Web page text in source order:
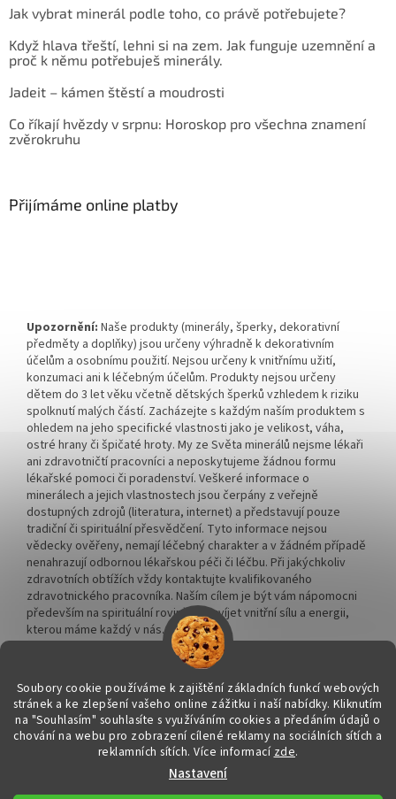
Soubory cookie používáme k zajištění základních funkcí webových
stránek a ke zlepšení vašeho online zážitku i naší nabídky. Kliknutím
na "Souhlasím" souhlasíte s využíváním cookies a předáním údajů o
chování na webu pro zobrazení cílené reklamy na sociálních sítích a
reklamních sítích. Více informací zde.
Nastavení
Jak vybrat minerál podle toho, co právě potřebujete?
Když hlava třeští, lehni si na zem. Jak funguje uzemnění a
proč k němu potřebuješ minerály.
Jadeit – kámen štěstí a moudrosti
Co říkají hvězdy v srpnu: Horoskop pro všechna znamení
zvěrokruhu
Přijímáme online platby
Upozornění: Naše produkty (minerály, šperky, dekorativní
předměty a doplňky) jsou určeny výhradně k dekorativním
účelům a osobnímu použití. Nejsou určeny k vnitřnímu užití,
konzumaci ani k léčebným účelům. Produkty nejsou určeny
dětem do 3 let věku včetně dětských šperků vzhledem k riziku
spolknutí malých částí. Zacházejte s každým naším produktem s
ohledem na jeho specifické vlastnosti jako je velikost, váha,
ostré hrany či špičaté hroty. My ze Světa minerálů nejsme lékaři
ani zdravotničtí pracovníci a neposkytujeme žádnou formu
lékařské pomoci či poradenství. Veškeré informace o
minerálech a jejich vlastnostech jsou čerpány z veřejně
dostupných zdrojů (literatura, internet) a představují pouze
tradiční či spirituální přesvědčení. Tyto informace nejsou
vědecky ověřeny, nemají léčebný charakter a v žádném případě
nenahrazují odbornou lékařskou péči či léčbu. Při jakýchkoliv
zdravotních obtížích vždy kontaktujte kvalifikovaného
zdravotnického pracovníka. Naším cílem je být vám nápomocni
především na spirituální rovině a rozvíjet vnitřní sílu a energii,
kterou máme každý v nás.
Vytvořil Shoptet